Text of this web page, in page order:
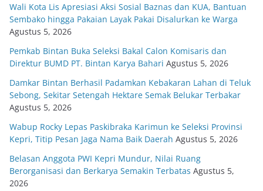
Wali Kota Lis Apresiasi Aksi Sosial Baznas dan KUA, Bantuan
Sembako hingga Pakaian Layak Pakai Disalurkan ke Warga
Agustus 5, 2026
Pemkab Bintan Buka Seleksi Bakal Calon Komisaris dan
Direktur BUMD PT. Bintan Karya Bahari Agustus 5, 2026
Damkar Bintan Berhasil Padamkan Kebakaran Lahan di Teluk
Sebong, Sekitar Setengah Hektare Semak Belukar Terbakar
Agustus 5, 2026
Wabup Rocky Lepas Paskibraka Karimun ke Seleksi Provinsi
Kepri, Titip Pesan Jaga Nama Baik Daerah Agustus 5, 2026
Belasan Anggota PWI Kepri Mundur, Nilai Ruang
Berorganisasi dan Berkarya Semakin Terbatas Agustus 5,
2026